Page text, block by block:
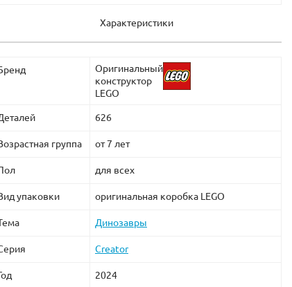
Характеристики
Оригинальный
конструктор
LEGO
626
группа от 7 лет
для всех
упаковки оригинальная коробка LEGO
Динозавры
Creator
2024